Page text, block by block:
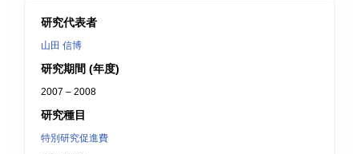
研究代表者
山田 信博
研究期間 (年度)
2007 – 2008
研究種目
特別研究促進費